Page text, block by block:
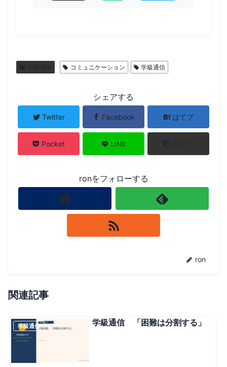
コミュニケーション 学級通信
シェアする
Twitter Facebook はてブ
Pocket LINE
ronをフォローする
ron
関連記事
学級通信 学級通信 「困難は分割する」